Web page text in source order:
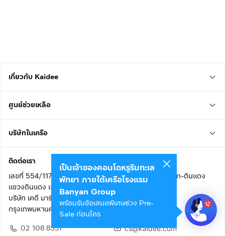
เกี่ยวกับ Kaidee
ศูนย์ช่วยเหลือ
บริษัทในเครือ
ติดต่อเรา
เลขที่ 554/117 อาคารสกายไนน์ เซ็นเตอร์ ชั้น 22 ถนนอโศก-ดินแดง
แขวงดินแดง เขตดินแดง
บริษัท เคดี มาร์เก็ตเพลส จำกัด (สำนักงานใหญ่)
กรุงเทพมหานคร 10400
02 108 8531
cs@kaidee.com
เป็นเจ้าของคอนโดหรูริมทะเล
พัทยา ภายใต้เครือโรงแรม
Banyan Group
พร้อมรับข้อเสนอพิเศษช่วง Pre-
Sale ก่อนใคร